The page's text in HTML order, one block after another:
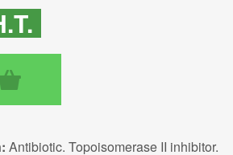
Antibiotic. Topoisomerase II inhibitor.